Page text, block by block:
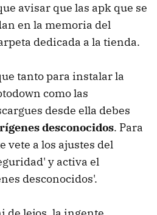
avisar que las apk que se
en la memoria del
dedicada a la tienda.
tanto para instalar la
como las
desde ella debes
desconocidos. Para
vete a los ajustes del
y activa el
desconocidos'.